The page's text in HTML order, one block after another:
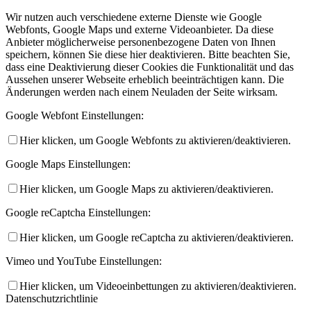
Wir nutzen auch verschiedene externe Dienste wie Google
Webfonts, Google Maps und externe Videoanbieter. Da diese
Anbieter möglicherweise personenbezogene Daten von Ihnen
speichern, können Sie diese hier deaktivieren. Bitte beachten Sie,
dass eine Deaktivierung dieser Cookies die Funktionalität und das
Aussehen unserer Webseite erheblich beeinträchtigen kann. Die
Änderungen werden nach einem Neuladen der Seite wirksam.
Google Webfont Einstellungen:
Hier klicken, um Google Webfonts zu aktivieren/deaktivieren.
Google Maps Einstellungen:
Hier klicken, um Google Maps zu aktivieren/deaktivieren.
Google reCaptcha Einstellungen:
Hier klicken, um Google reCaptcha zu aktivieren/deaktivieren.
Vimeo und YouTube Einstellungen:
Hier klicken, um Videoeinbettungen zu aktivieren/deaktivieren.
Datenschutzrichtlinie